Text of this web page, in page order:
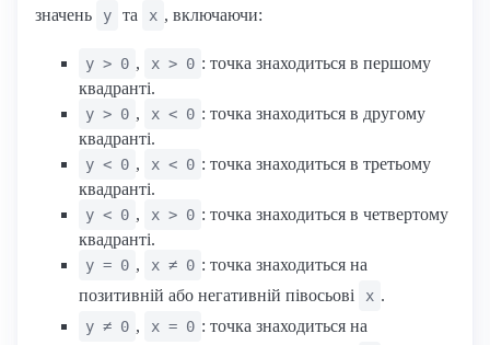
значень
y та x , включаючи:
y > 0 , x > 0 : точка знаходиться в першому
квадранті.
y > 0 , x < 0 : точка знаходиться в другому
квадранті.
y < 0 , x < 0 : точка знаходиться в третьому
квадранті.
y < 0 , x > 0 : точка знаходиться в четвертому
квадранті.
y = 0 , x ≠ 0 : точка знаходиться на
позитивній або негативній півосьові
x .
y ≠ 0 , x = 0 : точка знаходиться на